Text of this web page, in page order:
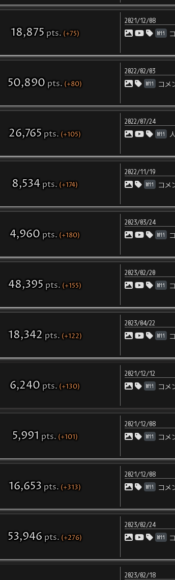
18,875 pts. (+75)
2021/12/08
Wii
50,890 pts. (+80)
2022/02/03
Wii コメ
26,765 pts. (+105)
2022/07/24
Wii
8,534 pts. (+174)
2022/11/19
Wii コメ
4,960 pts. (+180)
2023/03/24
Wii
48,395 pts. (+155)
2023/02/20
Wii
18,342 pts. (+122)
2023/04/22
Wii
6,240 pts. (+130)
2021/12/12
Wii コメ
5,991 pts. (+101)
2021/12/08
Wii コメ
16,653 pts. (+313)
2021/12/08
Wii コメ
53,946 pts. (+276)
2023/02/24
Wii
2023/02/18